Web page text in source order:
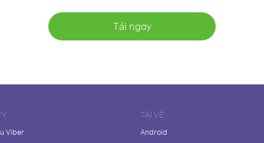
Tải ngay
Viber
TẢI VỀ
Android